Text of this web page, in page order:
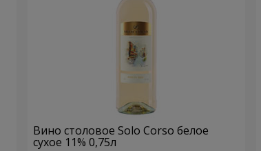
Вино столовое Solo Corso белое
сухое 11% 0,75л